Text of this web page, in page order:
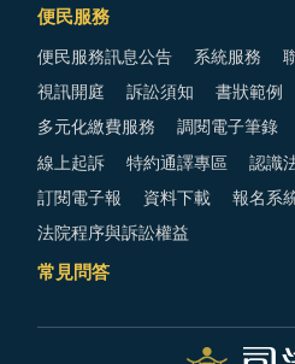
便民服務
便民服務訊息公告 系統服務
視訊開庭 訴訟須知 書狀範例
多元化繳費服務 調閱電子筆錄
線上起訴 特約通譯專區 認識
訂閱電子報 資料下載 報名系
法院程序與訴訟權益
常見問答